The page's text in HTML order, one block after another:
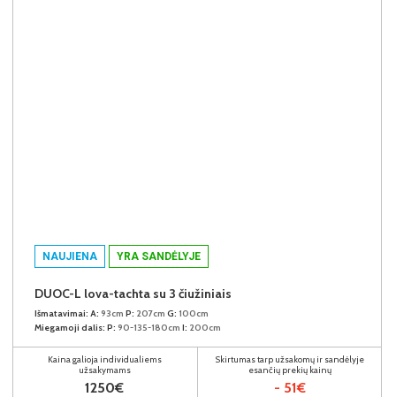
NAUJIENA YRA SANDĖLYJE
DUOC-L lova-tachta su 3 čiužiniais
Išmatavimai: A: 93cm P: 207cm G: 100cm
Miegamoji dalis: P: 90-135-180cm I: 200cm
Kaina galioja individualiems
užsakymams
1250€
Skirtumas tarp užsakomų ir sandėlyje
esančių prekių kainų
- 51€